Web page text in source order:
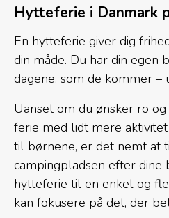
Hytteferie i Danmark
En hytteferie giver dig
din måde. Du har din egen
dagene, som de kommer –
Uanset om du ønsker ro
ferie med lidt mere
til børnene, er det nemt at
campingpladsen efter dine
hytteferie til en enkel og
kan fokusere på det, der